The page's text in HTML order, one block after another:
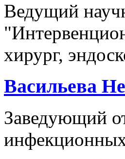
Ведущий
хирург,
Васильева
Заведующий